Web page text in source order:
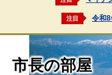
注目 令和
市長の部屋